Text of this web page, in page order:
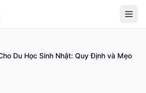
Du Học Sinh Nhật: Quy Định và Mẹo